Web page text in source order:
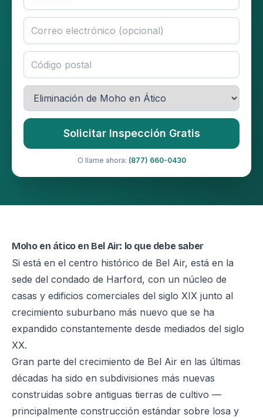
Solicitar Inspección Gratis
O llame ahora: (877) 660-0430
Moho en ático en Bel Air: lo que debe saber
Si está en el centro histórico de Bel Air, está en la
sede del condado de Harford, con un núcleo de
casas y edificios comerciales del siglo XIX junto al
crecimiento suburbano más nuevo que se ha
expandido constantemente desde mediados del siglo
XX.
Gran parte del crecimiento de Bel Air en las últimas
décadas ha sido en subdivisiones más nuevas
construidas sobre antiguas tierras de cultivo —
principalmente construcción estándar sobre losa y